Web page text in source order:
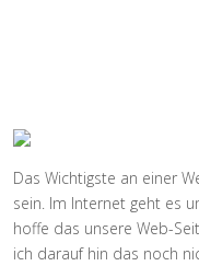
Das Wichtigste an einer
sein. Im Internet geht es
hoffe das unsere Web-
ich darauf hin das noch